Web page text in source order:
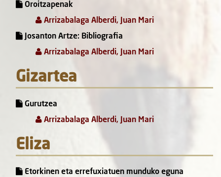
Oroitzapenak
Arrizabalaga Alberdi, Juan Mari
Josanton Artze: Bibliografia
Arrizabalaga Alberdi, Juan Mari
Gizartea
Gurutzea
Arrizabalaga Alberdi, Juan Mari
Eliza
Etorkinen eta errefuxiatuen munduko eguna